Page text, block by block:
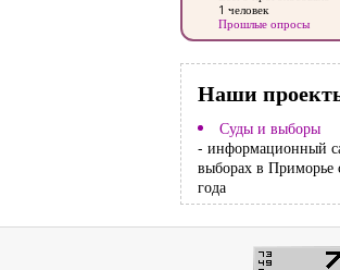
1 человек
Прошлые опросы
Наши
Суды и выборы
- информационный
выборах в Приморье
года